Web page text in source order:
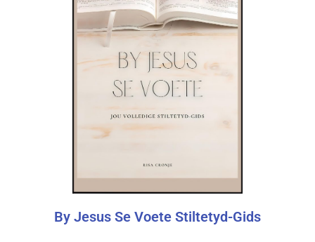
By Jesus Se Voete Stiltetyd-Gids